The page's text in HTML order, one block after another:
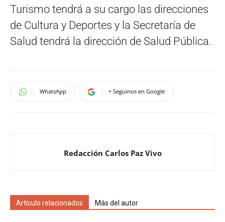
Turismo tendrá a su cargo las direcciones
de Cultura y Deportes y la Secretaría de
Salud tendrá la dirección de Salud Pública.
WhatsApp + Seguinos en Google
Redacción Carlos Paz Vivo
Artículo relacionados Más del autor